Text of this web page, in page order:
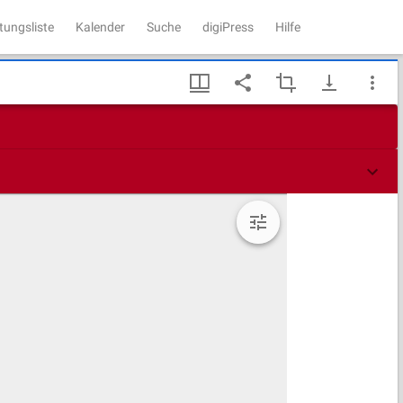
Kalender Suche digiPress Hilfe